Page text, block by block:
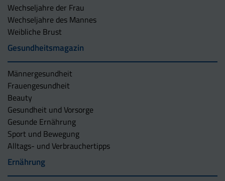
Wechseljahre der Frau
Wechseljahre des Mannes
Weibliche Brust
Gesundheitsmagazin
Männergesundheit
Frauengesundheit
Beauty
Gesundheit und Vorsorge
Gesunde Ernährung
Sport und Bewegung
Alltags- und Verbrauchertipps
Ernährung